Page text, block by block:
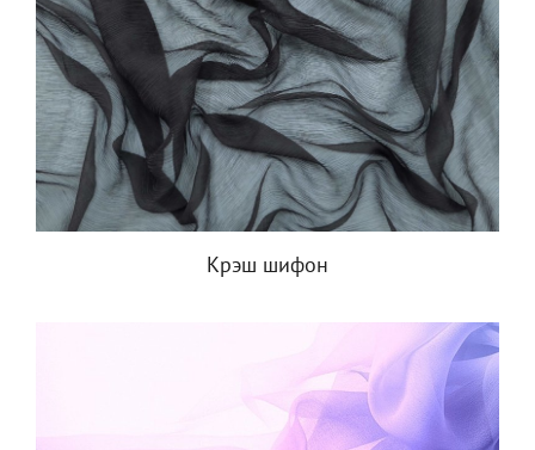
Крэш шифон